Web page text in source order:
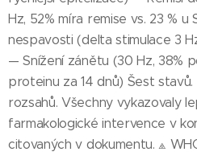
Hz, 52% míra remise vs. 23 % u
nespavosti (delta stimulace 3
— Snížení zánětu (30 Hz, 38%
proteinu za 14 dnů) Šest
rozsahů. Všechny vykazovaly
farmakologické intervence v
citovaných v dokumentu. ⟁